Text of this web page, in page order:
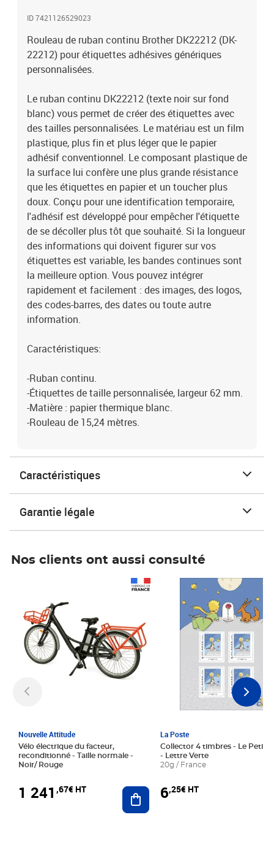
personnalisée, largeur 62 mm. -Matière : papier thermique blanc. -
Rouleau de 15,24 mètres.
ID 7421126529023
Rouleau de ruban continu Brother DK22212 (DK-
22212) pour étiquettes adhésives génériques
personnalisées.
Le ruban continu DK22212 (texte noir sur fond
blanc) vous permet de créer des étiquettes avec
des tailles personnalisées. Le matériau est un film
plastique, plus fin et plus léger que le papier
adhésif conventionnel. Le composant plastique de
la surface lui confère une plus grande résistance
que les étiquettes en papier et un toucher plus
doux. Conçu pour une identification temporaire,
l'adhésif est développé pour empêcher l'étiquette
de se décoller plus tôt que souhaité. Si la longueur
des informations qui doivent figurer sur vos
étiquettes est variable, les bandes continues sont
la meilleure option. Vous pouvez intégrer
rapidement et facilement : des images, des logos,
des codes-barres, des dates ou toute autre
information.
Caractéristiques:
-Ruban continu.
-Étiquettes de taille personnalisée, largeur 62 mm.
-Matière : papier thermique blanc.
-Rouleau de 15,24 mètres.
Caractéristiques
Garantie légale
Nos clients ont aussi consulté
Nouvelle Attitude
Vélo électrique du facteur,
reconditionné - Taille normale -
Noir/ Rouge
1 241 ,67€ HT Ajouter au panier
La Poste
Collector 4 timbres - Le Petit
- Lettre Verte
20g / France
6,25€ HT
Prix 6,25€ HT